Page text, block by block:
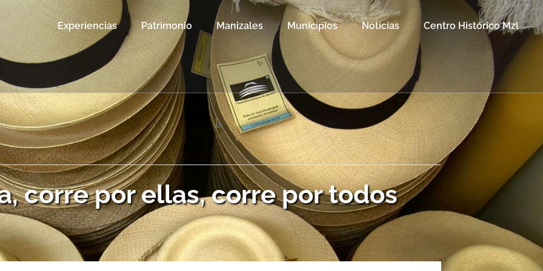
Experiencias Patrimonio Manizales Municipios Noticias Centro Histórico Mzl
corre por ellas, corre por todos